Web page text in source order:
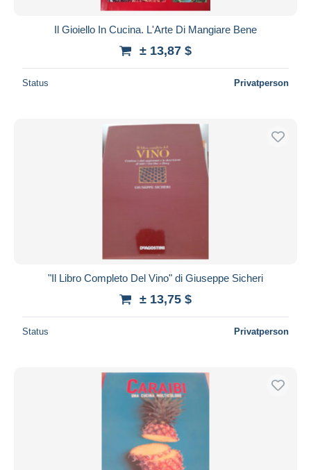
Il Gioiello In Cucina. L'Arte Di Mangiare Bene
± 13,87 $
Status Privatperson
"Il Libro Completo Del Vino" di Giuseppe Sicheri
± 13,75 $
Status Privatperson